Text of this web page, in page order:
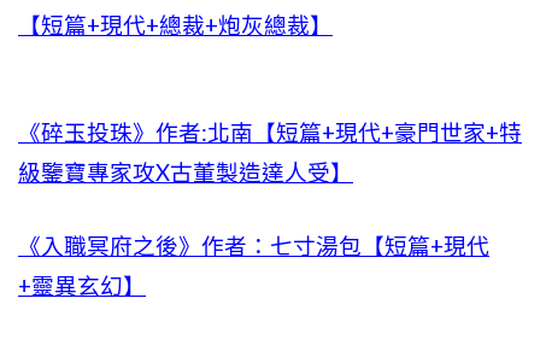
【短篇+現代+總裁+炮灰總裁】
《碎玉投珠》作者:北南【短篇+現代+豪門世家+特
級鑒寶專家攻X古董製造達人受】
《入職冥府之後》作者：七寸湯包【短篇+現代
+靈異玄幻】